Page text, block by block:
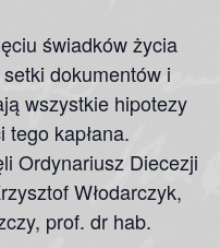
świadków życia
dokumentów i
wszystkie hipotezy
kapłana.
Ordynariusz Diecezji
Włodarczyk,
prof. dr hab.